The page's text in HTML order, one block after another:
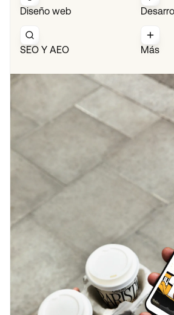
Diseño web
SEO Y AEO Más